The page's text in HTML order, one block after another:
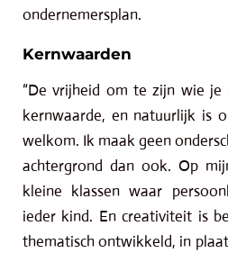
ondernemersplan.
Kernwaarden
“De vrijheid om te zijn wie je
kernwaarde, en natuurlijk is
welkom. Ik maak geen
achtergrond dan ook. Op
kleine klassen waar
ieder kind. En creativiteit is
thematisch ontwikkeld, in